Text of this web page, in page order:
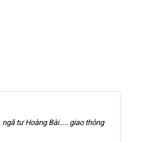
tư Hoàng Bài….. giao thông